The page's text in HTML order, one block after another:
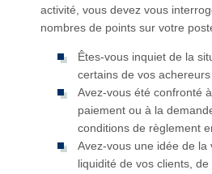
activité, vous devez vous
nombres de points sur votre
Êtes-vous inquiet de la
certains de vos
Avez-vous été confronté
paiement ou à la
conditions de règlement
Avez-vous une idée de la
liquidité de vos clients,